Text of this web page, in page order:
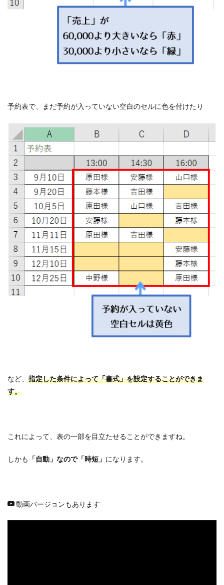
予約表で、まだ予約が入っていない空白のセルに色を付けたり
など、 指定した条件によって「書式」を設定することができま
す。
これによって、表の一部を目立たせることができますね。
しかも 「自動」なので「時短」 になります。
動画バージョンもあります